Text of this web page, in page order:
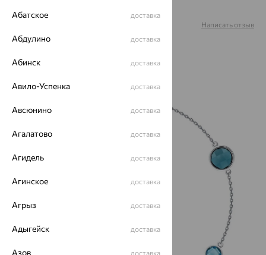
750641-3
Написать отзыв
64%
Абатское доставка
Абдулино доставка
Абинск доставка
Авило-Успенка доставка
Авсюнино доставка
Агалатово доставка
Агидель доставка
Агинское доставка
Агрыз доставка
Адыгейск доставка
Азов доставка